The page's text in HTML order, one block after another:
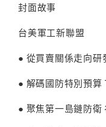
封面故事
台美軍工新聯盟
● 從買賣關係走向研
● 解碼國防特別預
● 聚焦第一島鏈防衛